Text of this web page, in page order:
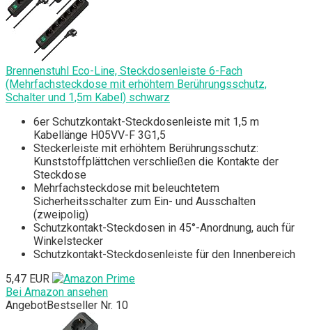
Brennenstuhl Eco-Line, Steckdosenleiste 6-Fach
(Mehrfachsteckdose mit erhöhtem Berührungsschutz,
Schalter und 1,5m Kabel) schwarz
6er Schutzkontakt-Steckdosenleiste mit 1,5 m
Kabellänge H05VV-F 3G1,5
Steckerleiste mit erhöhtem Berührungsschutz:
Kunststoffplättchen verschließen die Kontakte der
Steckdose
Mehrfachsteckdose mit beleuchtetem
Sicherheitsschalter zum Ein- und Ausschalten
(zweipolig)
Schutzkontakt-Steckdosen in 45°-Anordnung, auch für
Winkelstecker
Schutzkontakt-Steckdosenleiste für den Innenbereich
5,47 EUR
Bei Amazon ansehen
AngebotBestseller Nr. 10